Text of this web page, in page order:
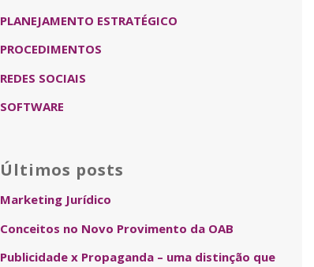
PLANEJAMENTO ESTRATÉGICO
PROCEDIMENTOS
REDES SOCIAIS
SOFTWARE
Últimos posts
Marketing Jurídico
Conceitos no Novo Provimento da OAB
Publicidade x Propaganda – uma distinção que